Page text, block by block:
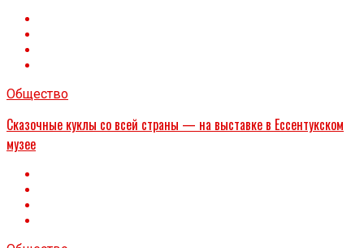
Общество
Сказочные куклы со всей страны — на выставке в Ессентукском
музее